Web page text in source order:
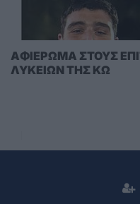
AΦΙΕΡΩΜΑ ΣΤΟΥΣ
ΛΥΚΕΙΩΝ ΤΗΣ ΚΩ